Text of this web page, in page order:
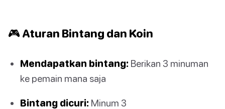
🎮 Aturan Bintang dan Koin
Mendapatkan bintang: Berikan 3 minuman
ke pemain mana saja
Bintang dicuri: Minum 3